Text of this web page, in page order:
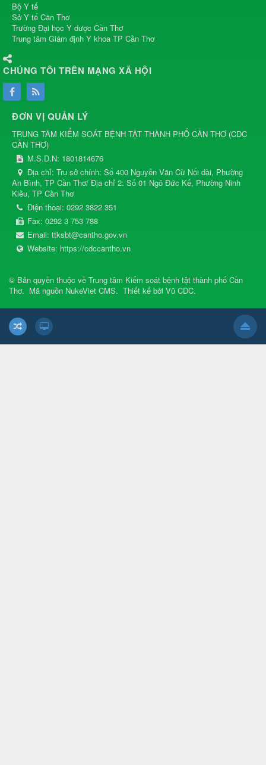
Bộ Y tế
Sở Y tế Cần Thơ
Trường Đại học Y dược Cần Thơ
Trung tâm Giám định Y khoa TP Cần Thơ
CHÚNG TÔI TRÊN MẠNG XÃ HỘI
ĐƠN VỊ QUẢN LÝ
TRUNG TÂM KIỂM SOÁT BỆNH TẬT THÀNH PHỐ CẦN THƠ (CDC
CẦN THƠ)
M.S.D.N: 1801814676
Địa chỉ: Trụ sở chính: Số 400 Nguyễn Văn Cừ Nối dài, Phường
An Bình, TP Cần Thơ/ Địa chỉ 2: Số 01 Ngô Đức Kế, Phường Ninh
Kiều, TP Cần Thơ
Điện thoại: 0292 3822 351
Fax: 0292 3 753 788
Email: ttksbt@cantho.gov.vn
Website: https://cdccantho.vn
© Bản quyền thuộc về Trung tâm Kiểm soát bệnh tật thành phố Cần
Thơ. Mã nguồn NukeViet CMS. Thiết kế bởi Vũ CDC.